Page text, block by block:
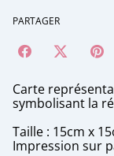
PARTAGER
Carte
symbolisant la
Taille : 15cm x
Impression sur